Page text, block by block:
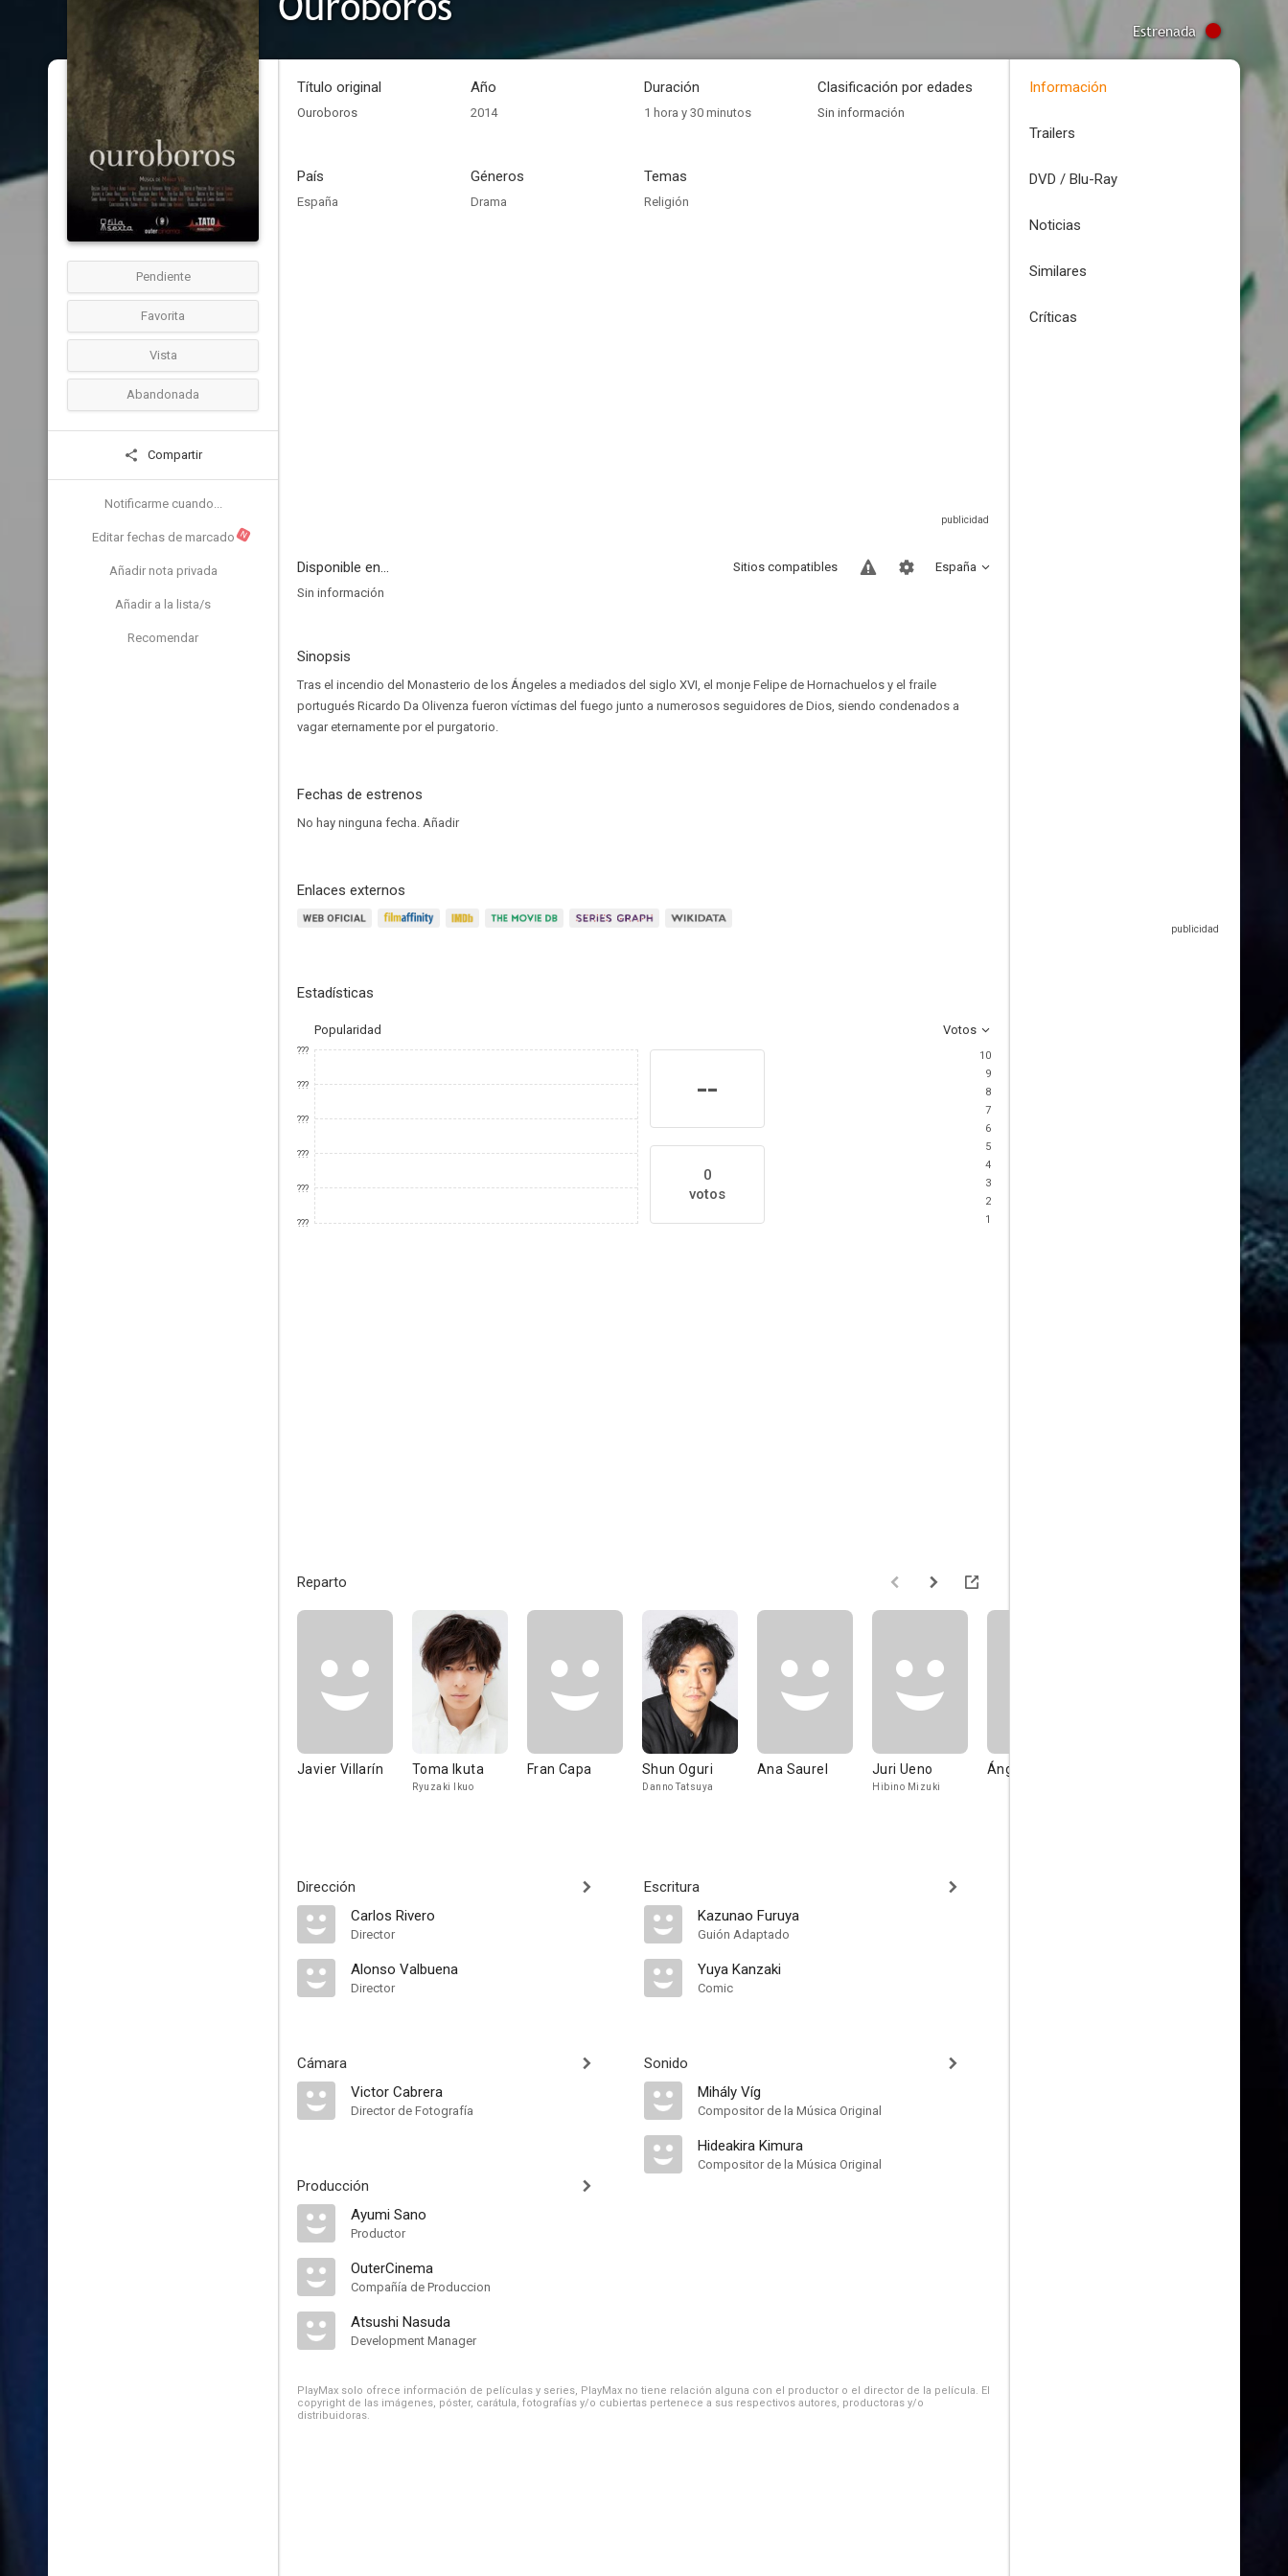
Estrenada
Pendiente
Favorita
Vista
Abandonada
Compartir
Notificarme cuando...
Editar fechas de marcado N
Añadir nota privada
Añadir a la lista/s
Recomendar
Título original
Ouroboros
Año
2014
Duración
1 hora y 30 minutos
Clasificación por edades
Sin información
País
España
Géneros
Drama
Temas
Religión
Disponible en... España
Sitios compatibles
Sin información
Sinopsis
Tras el incendio del Monasterio de los Ángeles a mediados del siglo XVI, el monje Felipe de Hornachuelos y el fraile
portugués Ricardo Da Olivenza fueron víctimas del fuego junto a numerosos seguidores de Dios, siendo condenados a
vagar eternamente por el purgatorio.
Fechas de estrenos
No hay ninguna fecha. Añadir
Enlaces externos
Estadísticas
Popularidad Votos
???
???
???
???
???
???
--
0
votos
10
9
8
7
6
5
4
3
2
1
Reparto
Javier Villarín Toma Ikuta
Ryuzaki Ikuo
Fran Capa Shun Oguri
Danno Tatsuya
Ana Saurel Juri Ueno
Hibino Mizuki
Ángel Lázaro
Dirección
Carlos Rivero
Director
Alonso Valbuena
Director
Cámara
Victor Cabrera
Director de Fotografía
Producción
Ayumi Sano
Productor
OuterCinema
Compañía de Produccion
Atsushi Nasuda
Development Manager
Escritura
Kazunao Furuya
Guión Adaptado
Yuya Kanzaki
Comic
Sonido
Mihály Víg
Compositor de la Música Original
Hideakira Kimura
Compositor de la Música Original
PlayMax solo ofrece información de películas y series, PlayMax no tiene relación alguna con el productor o el director de la película. El
copyright de las imágenes, póster, carátula, fotografías y/o cubiertas pertenece a sus respectivos autores, productoras y/o
distribuidoras.
Información
Trailers
DVD / Blu-Ray
Noticias
Similares
Críticas